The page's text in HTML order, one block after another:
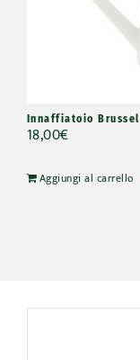
Innaffiatoio Brussel
18,00€
Aggiungi al carrello